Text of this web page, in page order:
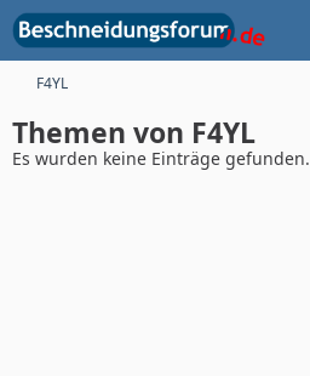
F4YL
Themen von F4YL
Es wurden keine Einträge gefunden.